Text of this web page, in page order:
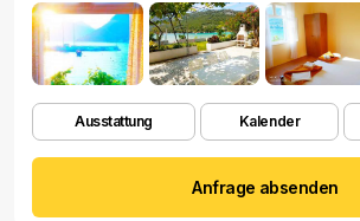
Ausstattung Kalender
Anfrage absenden